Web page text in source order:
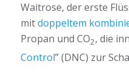
Waitrose, der erste
mitdoppeltem
Propan und CO2, die
Control” (DNC) zur